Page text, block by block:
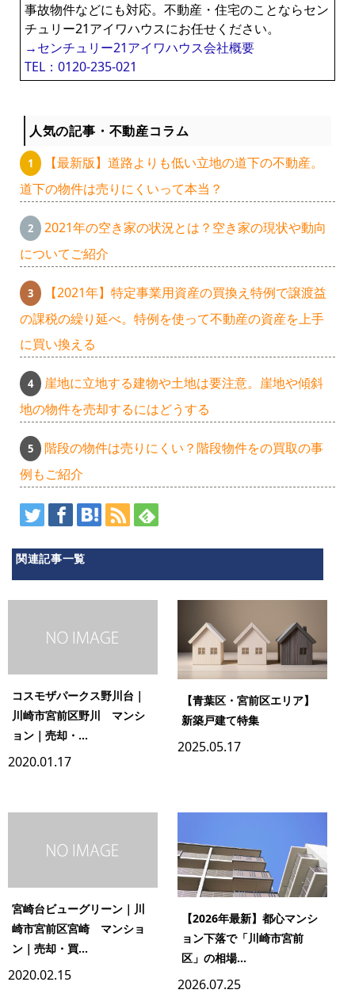
事故物件などにも対応。不動産・住宅のことならセン
チュリー21アイワハウスにお任せください。
→センチュリー21アイワハウス会社概要
TEL：0120-235-021
人気の記事・不動産コラム
【最新版】道路よりも低い立地の道下の不動産。
道下の物件は売りにくいって本当？
2021年の空き家の状況とは？空き家の現状や動向
についてご紹介
【2021年】特定事業用資産の買換え特例で譲渡益
の課税の繰り延べ。特例を使って不動産の資産を上手
に買い換える
崖地に立地する建物や土地は要注意。崖地や傾斜
地の物件を売却するにはどうする
階段の物件は売りにくい？階段物件をの買取の事
例もご紹介
関連記事一覧
コスモザパークス野川台｜
川崎市宮前区野川 マンシ
ョン｜売却・...
2020.01.17
【青葉区・宮前区エリア】
新築戸建て特集
2025.05.17
宮崎台ビューグリーン｜川
崎市宮前区宮崎 マンショ
ン｜売却・買...
2020.02.15
【2026年最新】都心マンシ
ョン下落で「川崎市宮前
区」の相場...
2026.07.25